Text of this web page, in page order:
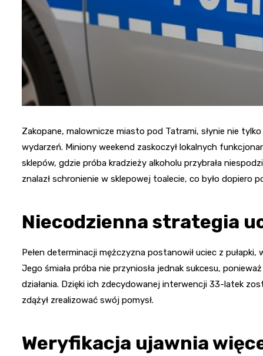
Zakopane, malownicze miasto pod Tatrami, słynie nie
wydarzeń. Miniony weekend zaskoczył lokalnych
sklepów, gdzie próba kradzieży alkoholu przybrała
znalazł schronienie w sklepowej toalecie, co było dopiero
Niecodzienna strategia
Pełen determinacji mężczyzna postanowił uciec z
Jego śmiała próba nie przyniosła jednak sukcesu,
działania. Dzięki ich zdecydowanej interwencji 33-latek
zdążył zrealizować swój pomysł.
Weryfikacja ujawnia